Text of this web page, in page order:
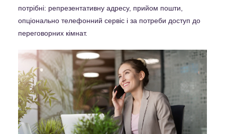
потрібні: репрезентативну адресу, прийом пошти,
опціонально телефонний сервіс і за потреби доступ до
переговорних кімнат.